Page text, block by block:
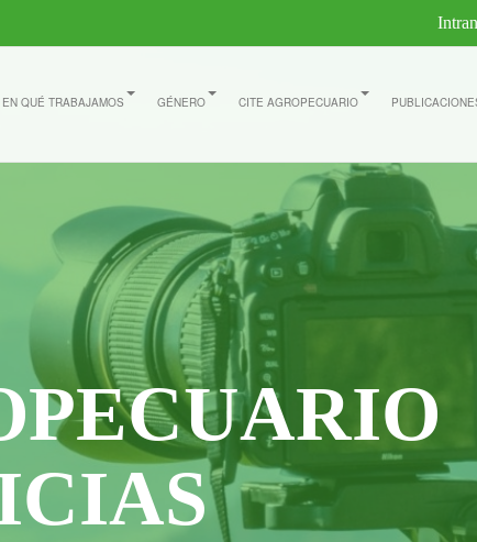
EN QUÉ TRABAJAMOS GÉNERO CITE AGROPECUARIO